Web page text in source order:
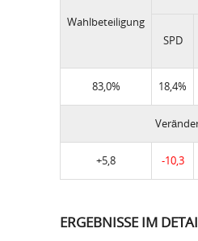
Wahlbeteiligung
SPD
83,0% 18,4%
+5,8 -10,3
ERGEBNISSE IM